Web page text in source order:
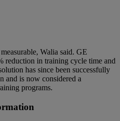
Walia said. GE
reduction in training cycle time and
has since been successfully
and is now considered a
programs.